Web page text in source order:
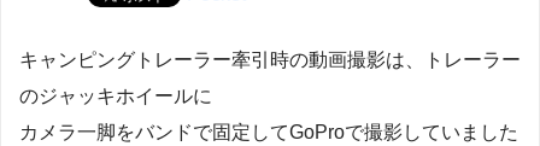
キャンピングトレーラー牽引時の動画撮影は、トレーラー
のジャッキホイールに
カメラ一脚をバンドで固定してGoProで撮影していました